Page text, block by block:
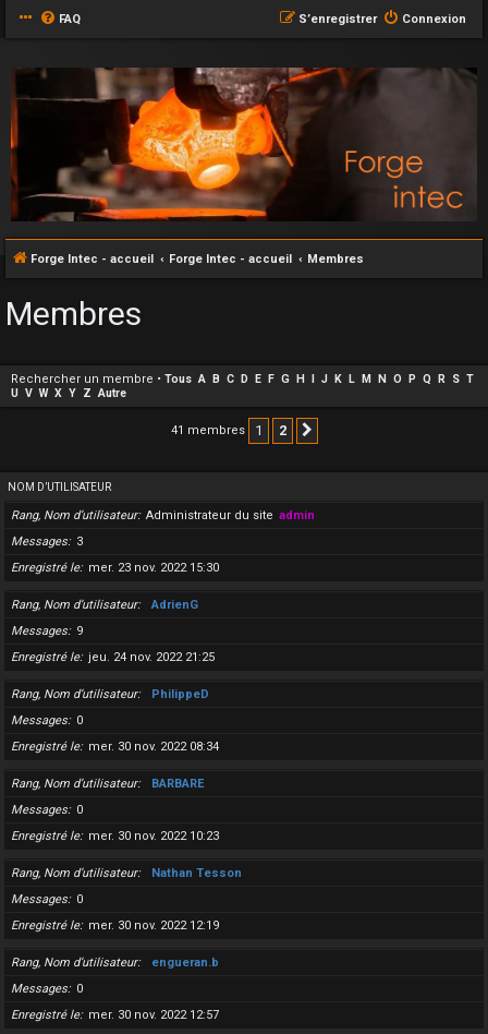
FAQ Connexion
S’enregistrer
Forge Intec - accueil Forge Intec - accueil Membres
Membres
Rechercher un membre • Tous A B C D E F G H I J K L M N O P Q R S T
U V W X Y Z Autre
41 membres 1 2
NOM D’UTILISATEUR
Rang, Nom d’utilisateur Administrateur du site admin
Messages
3
Enregistré le
mer. 23 nov. 2022 15:30
Rang, Nom d’utilisateur
AdrienG
Messages
9
Enregistré le
jeu. 24 nov. 2022 21:25
Rang, Nom d’utilisateur
PhilippeD
Messages
0
Enregistré le
mer. 30 nov. 2022 08:34
Rang, Nom d’utilisateur
BARBARE
Messages
0
Enregistré le
mer. 30 nov. 2022 10:23
Rang, Nom d’utilisateur
Nathan Tesson
Messages
0
Enregistré le
mer. 30 nov. 2022 12:19
Rang, Nom d’utilisateur
engueran.b
Messages
0
Enregistré le
mer. 30 nov. 2022 12:57